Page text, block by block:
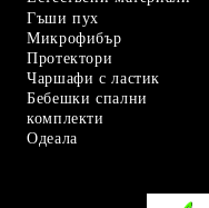
Гъши пух
Микрофибър
Протектори
Чаршафи с ластик
Бебешки спални
комплекти
Одеала